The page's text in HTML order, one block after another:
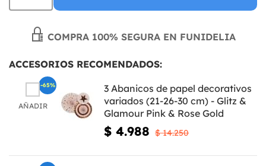
COMPRA 100% SEGURA EN FUNIDELIA
ACCESORIOS RECOMENDADOS:
AÑADIR
3 Abanicos de papel decorativos
variados (21-26-30 cm) - Glitz &
Glamour Pink & Rose Gold
$ 4.988 $ 14.250
-65%